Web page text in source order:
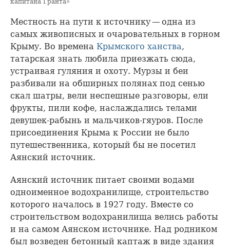
Местность на пути к источнику — одна из
самых живописных и очаровательных в горном
Крыму. Во времена Крымского ханства ,
татарская знать любила приезжать сюда,
устраивая гуляния и охоту. Мурзы и беи
разбивали на обширных полянах под сенью
скал шатры, вели неспешные разговоры, ели
фрукты, пили кофе, наслаждались телами
девушек-рабынь и мальчиков-гяуров. После
присоединения Крыма к России не было
путешественника, который бы не посетил
Аянский источник.
Аянский источник питает своими водами
одноименное водохранилище, строительство
которого началось в 1927 году. Вместе со
строительством водохранилища велись работы
и на самом Аянском источнике. Над родником
был возведен бетонный каптаж в виде здания